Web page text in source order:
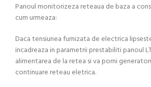
Panoul monitorizeza reteaua de baza a
cum urmeaza:
Daca tensiunea furnizata de electrica
incadreaza in parametrii prestabiliti panoul
alimentarea de la retea si va porni
continuare reteau eletrica.